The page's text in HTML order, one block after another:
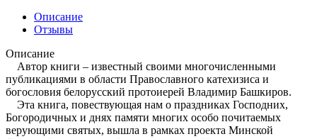
Описание
Отзывы
Описание
Автор книги – известный своими многочисленными
публикациями в области Православного катехизиса и
богословия белорусский протоиерей Владимир Башкиров.
Эта книга, повествующая нам о праздниках Господних,
Богородичных и днях памяти многих особо почитаемых
верующими святых, вышла в рамках проекта Минской